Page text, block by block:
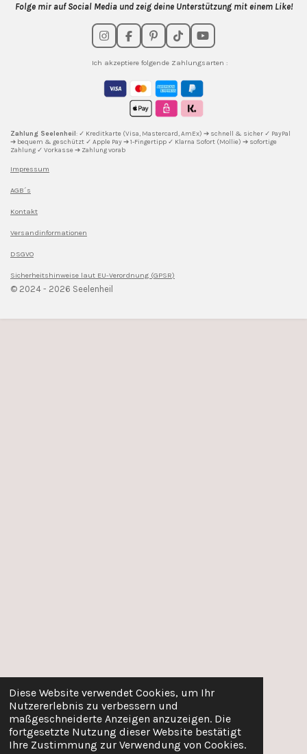
Diese Website verwendet Cookies, um Ihr
Nutzererlebnis zu verbessern und
maßgeschneiderte Anzeigen anzuzeigen. Die
fortgesetzte Nutzung dieser Website bestätigt
Ihre Zustimmung zur Verwendung von Cookies.
Folge mir auf Social Media und zeig deine Unterstützung mit einem Like!
I
n
s
a
g
F
a
c
o
o
k
P
i
n
e
r
e
s
T
i
k
o
k
Y
o
u
u
b
Ich akzeptiere folgende Zahlungsarten :
Zahlung Seelenheil: ✓ Kreditkarte (Visa, Mastercard, AmEx) ➔ schnell & sicher ✓ PayPal
➔ bequem & geschützt ✓ Apple Pay ➔ 1-Fingertipp ✓ Klarna Sofort (Mollie) ➔ sofortige
Zahlung ✓ Vorkasse ➔ Zahlung vorab
Impressum
AGB´s
Kontakt
Versandinformationen
DSGVO
Sicherheitshinweise laut EU-Verordnung (GPSR)
© 2024 - 2026 Seelenheil